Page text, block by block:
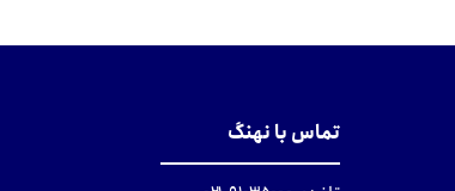
تماس با نهنگ